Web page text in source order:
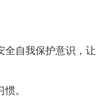
全自我保护意识，让
。